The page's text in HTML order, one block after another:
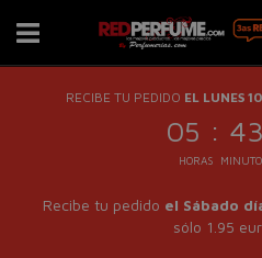
RECIBE TU PEDIDO EL LUNES 10
05 : 43
HORAS
Recibe tu pedido el Sábado
sólo 1.95